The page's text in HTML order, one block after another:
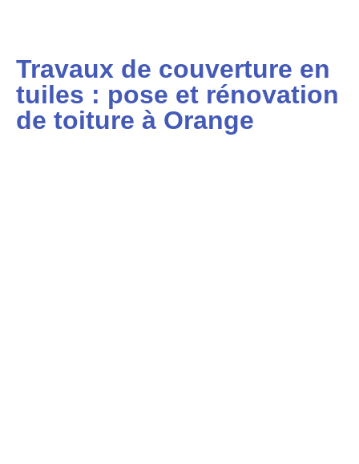
Travaux de couverture en
tuiles : pose et rénovation
de toiture à Orange